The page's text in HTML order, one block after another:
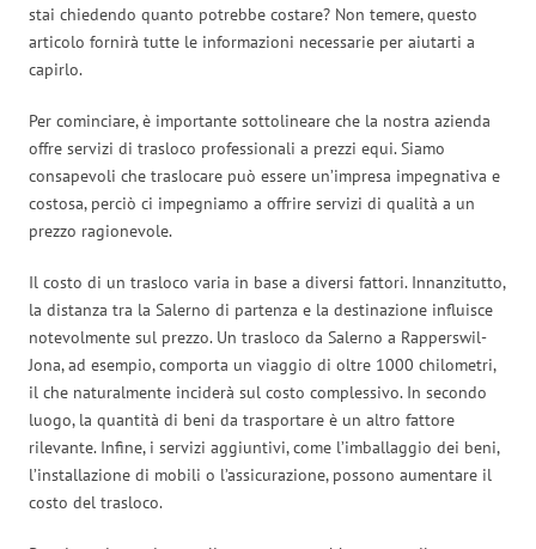
stai chiedendo quanto potrebbe costare? Non temere, questo
articolo fornirà tutte le informazioni necessarie per aiutarti a
capirlo.
Per cominciare, è importante sottolineare che la nostra azienda
offre servizi di trasloco professionali a prezzi equi. Siamo
consapevoli che traslocare può essere un’impresa impegnativa e
costosa, perciò ci impegniamo a offrire servizi di qualità a un
prezzo ragionevole.
Il costo di un trasloco varia in base a diversi fattori. Innanzitutto,
la distanza tra la Salerno di partenza e la destinazione influisce
notevolmente sul prezzo. Un trasloco da Salerno a Rapperswil-
Jona, ad esempio, comporta un viaggio di oltre 1000 chilometri,
il che naturalmente inciderà sul costo complessivo. In secondo
luogo, la quantità di beni da trasportare è un altro fattore
rilevante. Infine, i servizi aggiuntivi, come l’imballaggio dei beni,
l’installazione di mobili o l’assicurazione, possono aumentare il
costo del trasloco.